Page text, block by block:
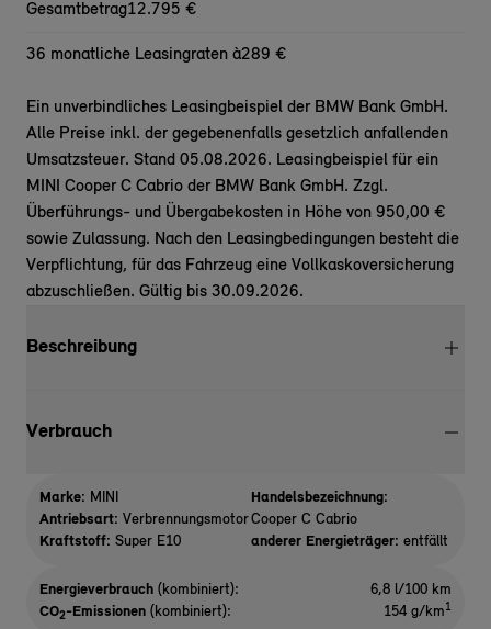
Gesamtbetrag12.795 €
36 monatliche Leasingraten à289 €
Ein unverbindliches Leasingbeispiel der BMW Bank GmbH.
Alle Preise inkl. der gegebenenfalls gesetzlich anfallenden
Umsatzsteuer. Stand 05.08.2026. Leasingbeispiel für ein
MINI Cooper C Cabrio der BMW Bank GmbH. Zzgl.
Überführungs- und Übergabekosten in Höhe von 950,00 €
sowie Zulassung. Nach den Leasingbedingungen besteht die
Verpflichtung, für das Fahrzeug eine Vollkaskoversicherung
abzuschließen. Gültig bis 30.09.2026.
Beschreibung
Verbrauch
Marke: MINI
Antriebsart: Verbrennungsmotor
Kraftstoff: Super E10
Handelsbezeichnung:
Cooper C Cabrio
anderer Energieträger: entfällt
Energieverbrauch (kombiniert):
6,8 l/100 km
CO2-Emissionen (kombiniert): 154 g/km1